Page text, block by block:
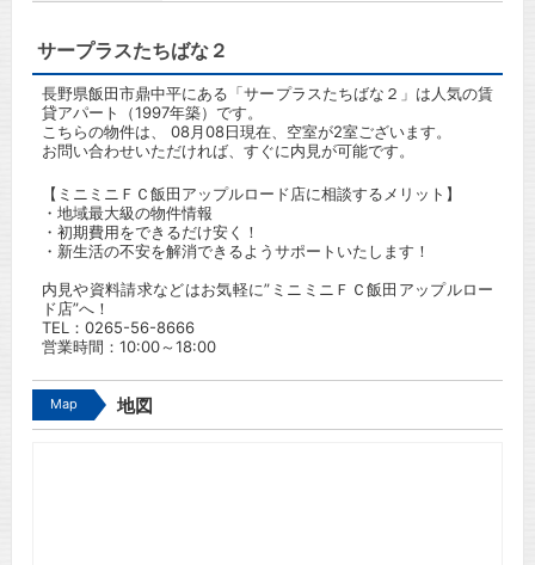
サープラスたちばな２
長野県飯田市鼎中平にある「サープラスたちばな２」は人気の賃
貸アパート（1997年築）です。
こちらの物件は、 08月08日現在、空室が2室ございます。
お問い合わせいただければ、すぐに内見が可能です。
【ミニミニＦＣ飯田アップルロード店に相談するメリット】
・地域最大級の物件情報
・初期費用をできるだけ安く！
・新生活の不安を解消できるようサポートいたします！
内見や資料請求などはお気軽に”ミニミニＦＣ飯田アップルロー
ド店”へ！
TEL： 0265-56-8666
営業時間：10:00～18:00
Map 地図